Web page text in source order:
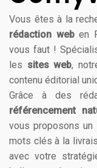
Vous êtes à la
rédaction weben
vous faut !
les sites web,
contenu éditorial
Grâce à des
référencement
vous proposons
mots clés à la
avec votre